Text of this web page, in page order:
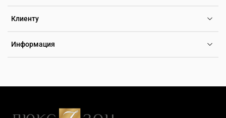
Клиенту
Информация